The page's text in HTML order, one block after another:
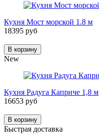
Кухня Мост морской 1.8 м
18395 руб
В корзину
New
Кухня Радуга Каприче 1,8 м
16653 руб
В корзину
Быстрая доставка